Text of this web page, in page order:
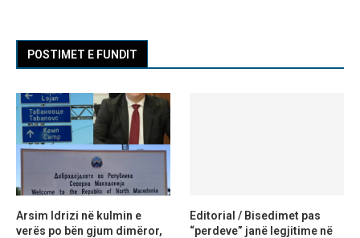
POSTIMET E FUNDIT
Arsim Idrizi në kulmin e
verës po bën gjum dimëror,
Editorial / Bisedimet pas
“perdeve” janë legjitime në